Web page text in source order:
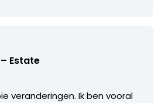
Estate
veranderingen. Ik ben vooral